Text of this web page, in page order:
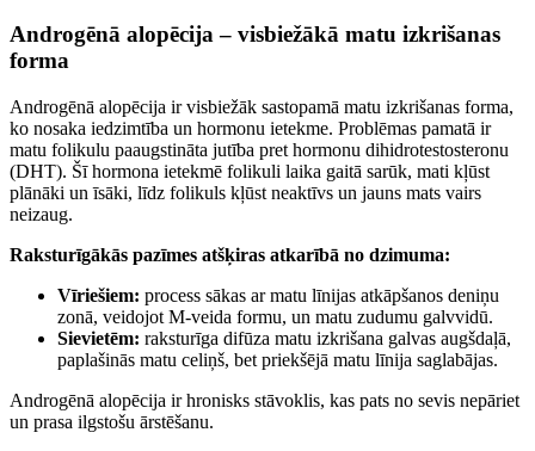
Androgēnā alopēcija – visbiežākā matu izkrišanas
forma
Androgēnā alopēcija ir visbiežāk sastopamā matu izkrišanas forma,
ko nosaka iedzimtība un hormonu ietekme. Problēmas pamatā ir
matu folikulu paaugstināta jutība pret hormonu dihidrotestosteronu
(DHT). Šī hormona ietekmē folikuli laika gaitā sarūk, mati kļūst
plānāki un īsāki, līdz folikuls kļūst neaktīvs un jauns mats vairs
neizaug.
Raksturīgākās pazīmes atšķiras atkarībā no dzimuma:
Vīriešiem: process sākas ar matu līnijas atkāpšanos deniņu
zonā, veidojot M-veida formu, un matu zudumu galvvidū.
Sievietēm: raksturīga difūza matu izkrišana galvas augšdaļā,
paplašinās matu celiņš, bet priekšējā matu līnija saglabājas.
Androgēnā alopēcija ir hronisks stāvoklis, kas pats no sevis nepāriet
un prasa ilgstošu ārstēšanu.